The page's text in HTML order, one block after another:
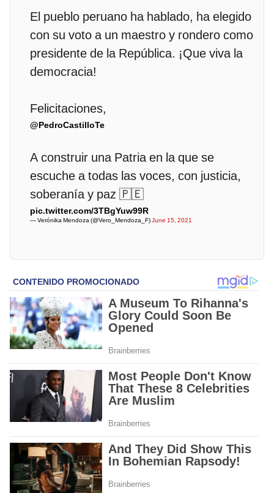
El pueblo peruano ha hablado, ha elegido
con su voto a un maestro y rondero como
presidente de la República. ¡Que viva la
democracia!
Felicitaciones,
@PedroCastilloTe
A construir una Patria en la que se
escuche a todas las voces, con justicia,
soberanía y paz 🇵🇪
pic.twitter.com/3TBgYuw99R
— Verónika Mendoza (@Vero_Mendoza_F)June 15, 2021